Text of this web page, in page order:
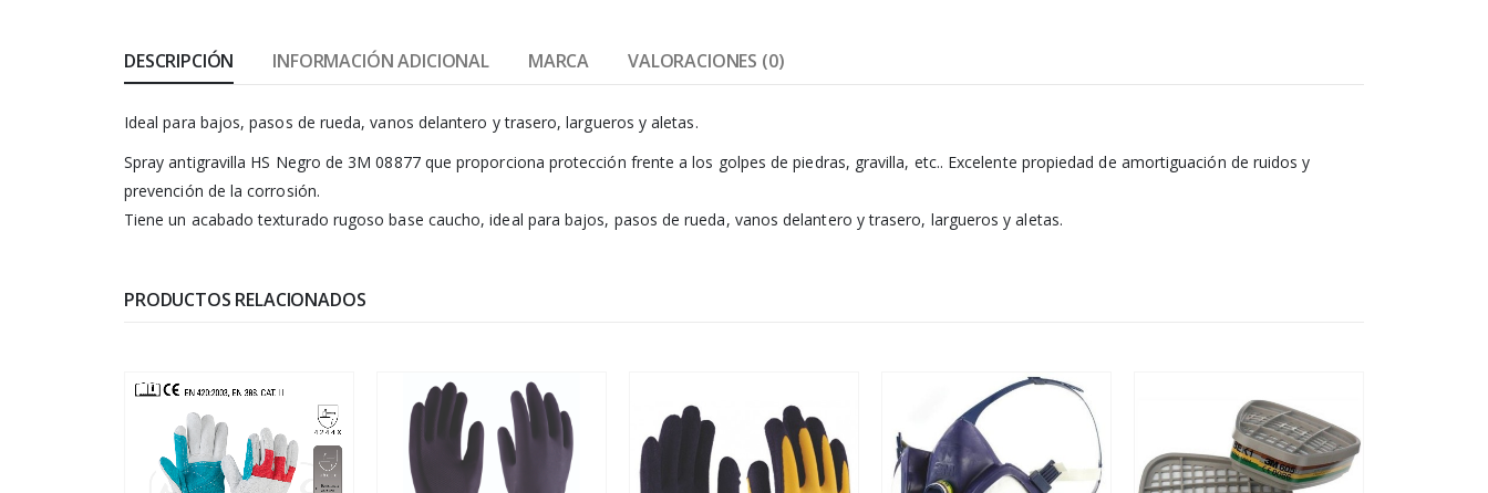
DESCRIPCIÓN INFORMACIÓN ADICIONAL MARCA VALORACIONES (0)
Ideal para bajos, pasos de rueda, vanos delantero y trasero, largueros y aletas.
Spray antigravilla HS Negro de 3M 08877 que proporciona protección frente a los golpes de piedras, gravilla, etc.. Excelente propiedad de amortiguación de ruidos y
prevención de la corrosión.
Tiene un acabado texturado rugoso base caucho, ideal para bajos, pasos de rueda, vanos delantero y trasero, largueros y aletas.
PRODUCTOS RELACIONADOS